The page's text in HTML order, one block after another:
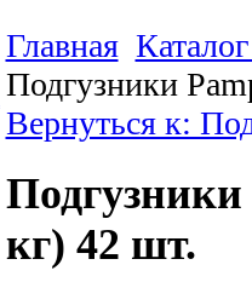
Главная
Подгузники
Вернуться к:
Подгузники
кг) 42 шт.